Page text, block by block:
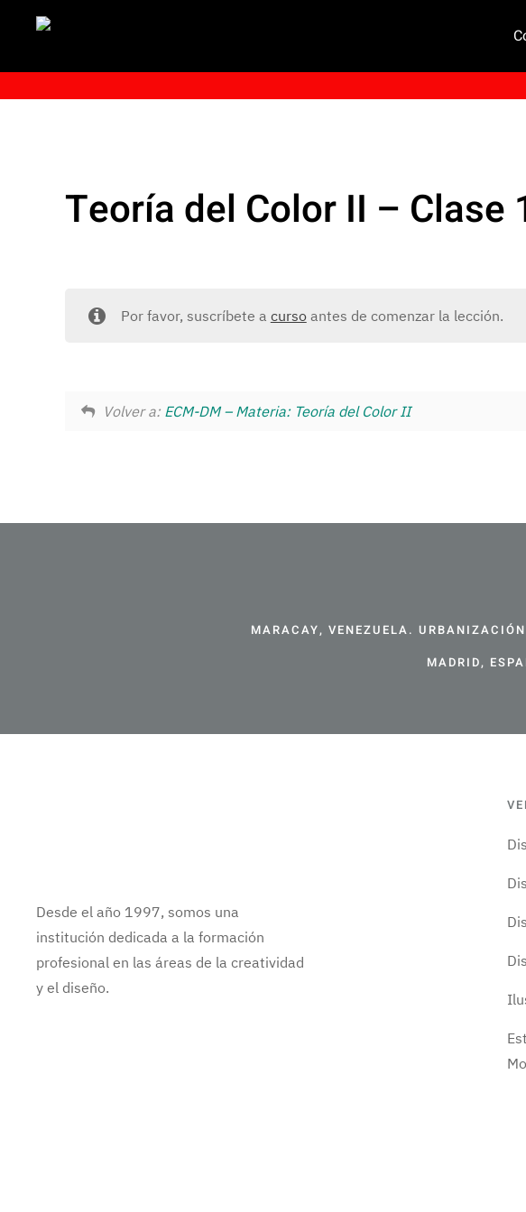
Teoría del Color II – Clase
Por favor, suscríbete a cursoantes de comenzar la lección.
Volver a: ECM-DM – Materia: Teoría del Color II
MARACAY, VENEZUELA.
MADRID,
Desde el año 1997, somos una
institución dedicada a la formación
profesional en las áreas de la creatividad
y el diseño.